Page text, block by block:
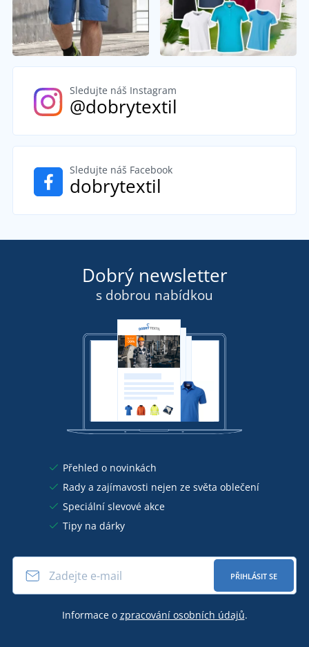
Sledujte náš Instagram
@dobrytextil
Sledujte náš Facebook
dobrytextil
Dobrý newsletter
s dobrou nabídkou
Přehled o novinkách
Rady a zajímavosti nejen ze světa oblečení
Speciální slevové akce
Tipy na dárky
PŘIHLÁSIT SE
Informace o zpracování osobních údajů.